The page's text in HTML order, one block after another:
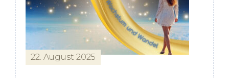
22. August 2025